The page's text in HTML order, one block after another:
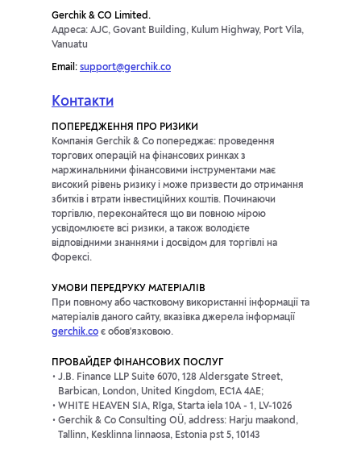
Gerchik & CO Limited.
Адреса: AJC, Govant Building, Kulum Highway, Port Vila,
Vanuatu
Email: support@gerchik.co
Контакти
ПОПЕРЕДЖЕННЯ ПРО РИЗИКИ
Компанія Gerchik & Co попереджає: проведення
торгових операцій на фінансових ринках з
маржинальними фінансовими інструментами має
високий рівень ризику і може призвести до отримання
збитків і втрати інвестиційних коштів. Починаючи
торгівлю, переконайтеся що ви повною мірою
усвідомлюєте всі ризики, а також володієте
відповідними знаннями і досвідом для торгівлі на
Форексі.
УМОВИ ПЕРЕДРУКУ МАТЕРІАЛІВ
При повному або частковому використанні інформації та
матеріалів даного сайту, вказівка джерела інформації
gerchik.co є обов'язковою.
ПРОВАЙДЕР ФІНАНСОВИХ ПОСЛУГ
J.B. Finance LLP Suite 6070, 128 Aldersgate Street,
Barbican, London, United Kingdom, EC1A 4AE;
WHITE HEAVEN SIA, Rīga, Starta iela 10A - 1, LV-1026
Gerchik & Co Consulting OÜ, address: Harju maakond,
Tallinn, Kesklinna linnaosa, Estonia pst 5, 10143